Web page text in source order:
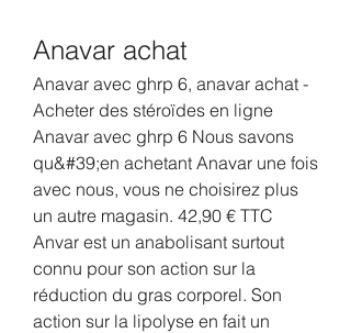
Anavar achat
Anavar avec ghrp 6, anavar achat -
Acheter des stéroïdes en ligne
Anavar avec ghrp 6 Nous savons
qu&#39;en achetant Anavar une fois
avec nous, vous ne choisirez plus
un autre magasin. 42,90 € TTC
Anvar est un anabolisant surtout
connu pour son action sur la
réduction du gras corporel. Son
action sur la lipolyse en fait un